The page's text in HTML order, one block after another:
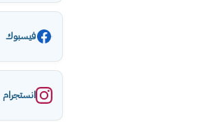
فيسبوك
انستجرام